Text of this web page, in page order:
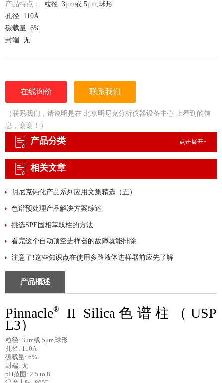
产品特点：粒径: 3μm或 5μm,球形
孔径: 110Å
碳载量: 6%
封端: 无
在线询价 联系我们
（联系我们，请说明是在 北京明尼克分析仪器设备中心 上看到的信
息，谢谢！）
产品分类 点击展开+
相关文章
明尼克钝化产品系列应用文集精选（五）
色谱预处理产品解决方案综述
挑选SPE固相萃取柱的方法
看完这个自动顶空进样器的故障就能排除
注意了!这些知识点在使用多路液体进样器前应先了解
产品概述
Pinnacle® II Silica 色谱柱 （USP
L3）
粒径: 3μm或 5μm,球形
孔径: 110Å
碳载量: 6%
封端:无
pH范围 : 2.5 to 8